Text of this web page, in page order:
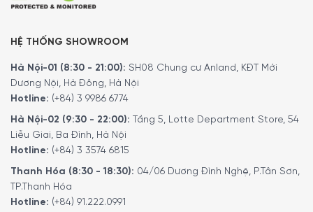
HỆ THỐNG SHOWROOM
Hà Nội-01 (8:30 - 21:00): SH08 Chung cư Anland, KĐT Mới
Dương Nội, Hà Đông, Hà Nội
Hotline: (+84) 3 9986 6774
Hà Nội-02 (9:30 - 22:00): Tầng 5, Lotte Department Store, 54
Liễu Giai, Ba Đình, Hà Nội
Hotline: (+84) 3 3574 6815
Thanh Hóa (8:30 - 18:30): 04/06 Dương Đình Nghệ, P.Tân Sơn,
TP.Thanh Hóa
Hotline: (+84) 91.222.0991